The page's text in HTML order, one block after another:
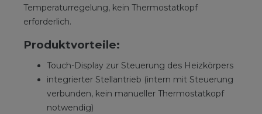
Temperaturregelung, kein Thermostatkopf
erforderlich.
Produktvorteile:
Touch-Display zur Steuerung des Heizkörpers
integrierter Stellantrieb (intern mit Steuerung
verbunden, kein manueller Thermostatkopf
notwendig)